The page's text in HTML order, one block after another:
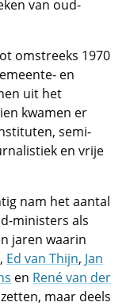
van oud-
omstreeks 1970
en
uit het
kwamen er
semi-
en vrije
nam het aantal
ministers als
jaren waarin
, Ed van Thijn, Jan
en René van der
maar deels